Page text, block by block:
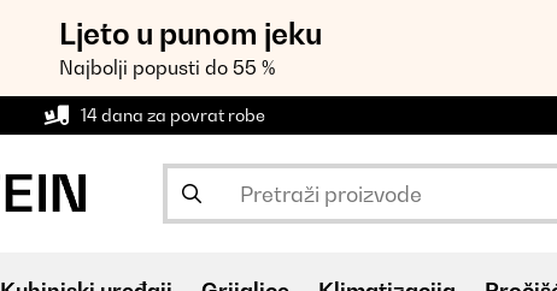
Ljeto u punom jeku
Najbolji popusti do 55 %
14 dana za povrat robe